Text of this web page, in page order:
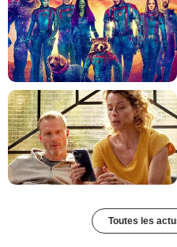
Toutes les